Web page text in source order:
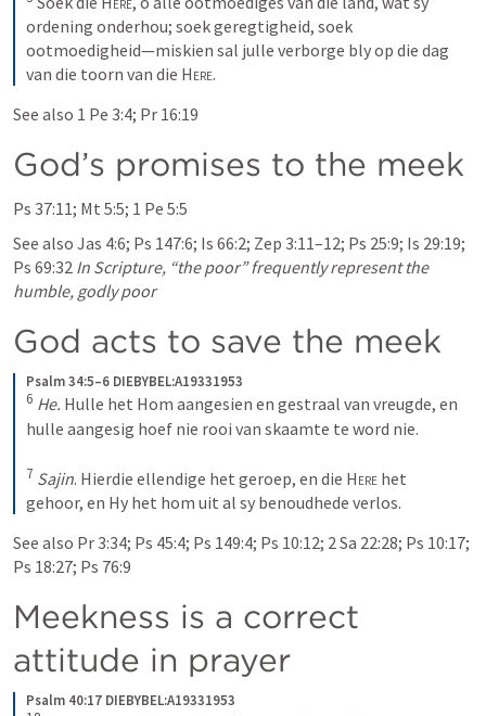
ordening onderhou; soek geregtigheid, soek
ootmoedigheid—miskien sal julle verborge bly op die dag
van die toorn van die Here.
See also 1 Pe 3:4; Pr 16:19
God’s promises to the meek
Ps 37:11; Mt 5:5; 1 Pe 5:5
See also Jas 4:6; Ps 147:6; Is 66:2; Zep 3:11–12; Ps 25:9; Is 29:19
Ps 69:32 In Scripture, “the poor” frequently represent the
humble, godly poor
God acts to save the meek
Psalm 34:5–6 DIEBYBEL:A19331953
6 He. Hulle het Hom aangesien en gestraal van vreugde, en
hulle aangesig hoef nie rooi van skaamte te word nie.
7 Sajin. Hierdie ellendige het geroep, en die Here het
gehoor, en Hy het hom uit al sy benoudhede verlos.
See also Pr 3:34; Ps 45:4; Ps 149:4; Ps 10:12; 2 Sa 22:28; Ps 10:17
Ps 18:27; Ps 76:9
Meekness is a correct
attitude in prayer
Psalm 40:17 DIEBYBEL:A19331953